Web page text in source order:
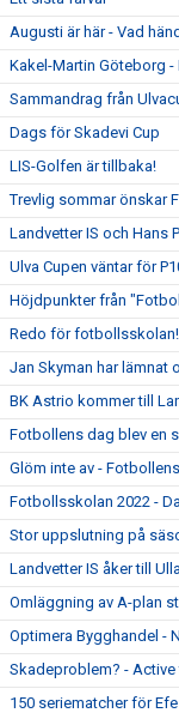
Augusti är här - Vad
Kakel-Martin Göteborg -
Sammandrag från
Dags för Skadevi Cup
LIS-Golfen är tillbaka!
Trevlig sommar önskar
Landvetter IS och Hans
Ulva Cupen väntar för
Höjdpunkter från
Redo för fotbollsskolan!
Jan Skyman har lämnat
BK Astrio kommer till
Fotbollens dag blev en
Glöm inte av -
Fotbollsskolan 2022 -
Stor uppslutning på
Landvetter IS åker till
Omläggning av A-plan
Optimera Bygghandel -
Skadeproblem? -
150 seriematcher för